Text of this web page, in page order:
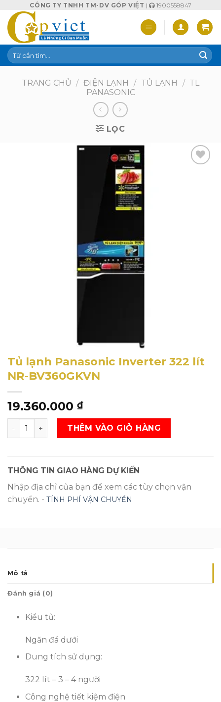
content
CÔNG TY TNHH TM-DV GÓP VIỆT | 1900558847
Tìm
kiếm:
TRANG CHỦ / ĐIỆN LẠNH / TỦ LẠNH / TL
PANASONIC
LỌC
Tủ lạnh Panasonic Inverter 322 lít
NR-BV360GKVN
19.360.000 ₫
Tủ lạnh Panasonic Inverter 322 lít NR-BV360GKVN SL
THÊM VÀO GIỎ HÀNG
THÔNG TIN GIAO HÀNG DỰ KIẾN
Nhập địa chỉ của bạn để xem các tùy chọn vận
chuyển. - TÍNH PHÍ VẬN CHUYỂN
Mô tả
Đánh giá (0)
Kiểu tủ:
Ngăn đá dưới
Dung tích sử dụng:
322 lít – 3 – 4 người
Công nghệ tiết kiệm điện